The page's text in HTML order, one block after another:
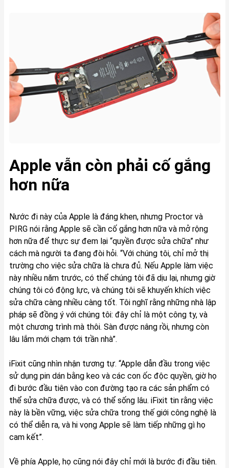
Apple vẫn còn phải cố gắng
hơn nữa
Nước đi này của Apple là đáng khen, nhưng Proctor và
PIRG nói rằng Apple sẽ cần cố gắng hơn nữa và mở rộng
hơn nữa để thực sự đem lại “quyền được sửa chữa” như
cách mà người ta đang đòi hỏi. “Với chúng tôi, chỉ mở thị
trường cho việc sửa chữa là chưa đủ. Nếu Apple làm việc
này nhiều năm trước, có thể chúng tôi đã dịu lại, nhưng giờ
chúng tôi có động lực, và chúng tôi sẽ khuyến khích việc
sửa chữa càng nhiều càng tốt. Tôi nghĩ rằng những nhà lập
pháp sẽ đồng ý với chúng tôi: đây chỉ là một công ty, và
một chương trình mà thôi. Sàn được nâng rồi, nhưng còn
lâu lắm mới chạm tới trần nhà”.
iFixit cũng nhìn nhận tương tự. “Apple dẫn đầu trong việc
sử dụng pin dán bằng keo và các con ốc độc quyền, giờ họ
đi bước đầu tiên vào con đường tạo ra các sản phẩm có
thể sửa chữa được, và có thể sống lâu. iFixit tin rằng việc
này là bền vững, việc sửa chữa trong thế giới công nghệ là
có thể diễn ra, và hi vọng Apple sẽ làm tiếp những gì họ
cam kết”.
Về phía Apple, họ cũng nói đây chỉ mới là bước đi đầu tiên.